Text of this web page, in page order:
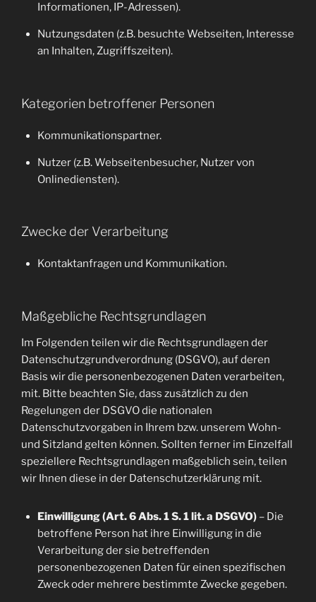
Informationen, IP-Adressen).
Nutzungsdaten (z.B. besuchte Webseiten, Interesse
an Inhalten, Zugriffszeiten).
Kategorien betroffener Personen
Kommunikationspartner.
Nutzer (z.B. Webseitenbesucher, Nutzer von
Onlinediensten).
Zwecke der Verarbeitung
Kontaktanfragen und Kommunikation.
Maßgebliche Rechtsgrundlagen
Im Folgenden teilen wir die Rechtsgrundlagen der
Datenschutzgrundverordnung (DSGVO), auf deren
Basis wir die personenbezogenen Daten verarbeiten,
mit. Bitte beachten Sie, dass zusätzlich zu den
Regelungen der DSGVO die nationalen
Datenschutzvorgaben in Ihrem bzw. unserem Wohn-
und Sitzland gelten können. Sollten ferner im Einzelfall
speziellere Rechtsgrundlagen maßgeblich sein, teilen
wir Ihnen diese in der Datenschutzerklärung mit.
Einwilligung (Art. 6 Abs. 1 S. 1 lit. a DSGVO)– Die
betroffene Person hat ihre Einwilligung in die
Verarbeitung der sie betreffenden
personenbezogenen Daten für einen spezifischen
Zweck oder mehrere bestimmte Zwecke gegeben.